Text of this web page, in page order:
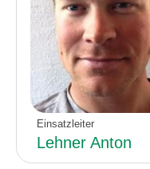
Einsatzleiter
Lehner Anton